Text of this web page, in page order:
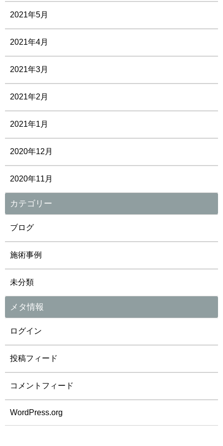
2021年5月
2021年4月
2021年3月
2021年2月
2021年1月
2020年12月
2020年11月
カテゴリー
ブログ
施術事例
未分類
メタ情報
ログイン
投稿フィード
コメントフィード
WordPress.org